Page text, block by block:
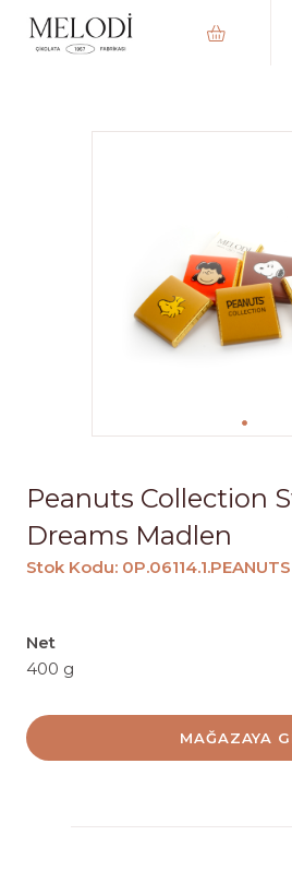
Peanuts Collection
Dreams Madlen
Stok Kodu: 0P.06114.1.PEANUTS
Net
400 g
MAĞAZAYA